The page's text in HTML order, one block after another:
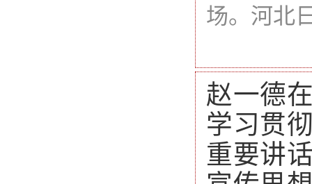
场。河北
赵一德
学习贯
重要讲